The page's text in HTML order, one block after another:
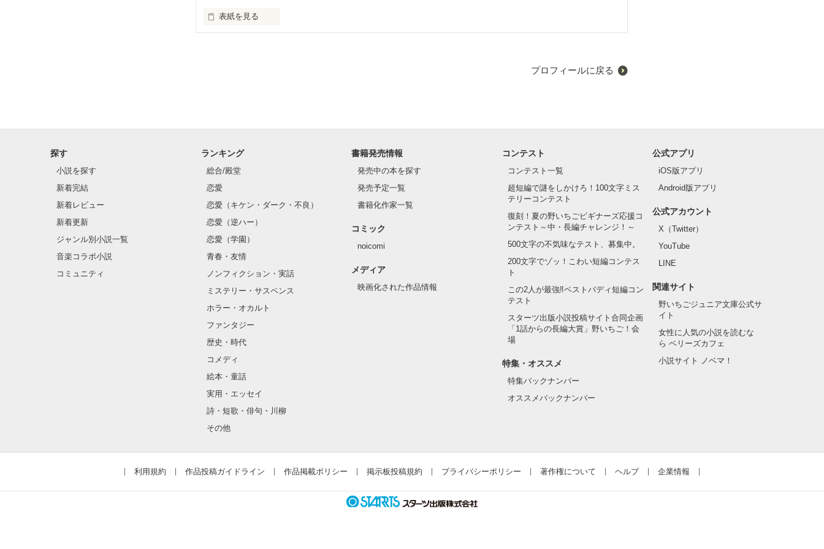
表紙を見る
皆 と 違 う こ と が あ り ま し た ＿＿＿  。
プロフィールに戻る
探す
小説を探す
新着完結
新着レビュー
新着更新
ジャンル別小説一覧
音楽コラボ小説
コミュニティ
ランキング
総合/殿堂
恋愛
恋愛（キケン・ダーク・不良）
恋愛（逆ハー）
恋愛（学園）
青春・友情
ノンフィクション・実話
ミステリー・サスペンス
ホラー・オカルト
ファンタジー
歴史・時代
コメディ
絵本・童話
実用・エッセイ
詩・短歌・俳句・川柳
その他
書籍発売情報
発売中の本を探す
発売予定一覧
書籍化作家一覧
コミック
noicomi
メディア
映画化された作品情報
コンテスト
コンテスト一覧
超短編で謎をしかけろ！100文字ミス
テリーコンテスト
復刻！夏の野いちごビギナーズ応援コ
ンテスト～中・長編チャレンジ！～
500文字の不気味なテスト、募集中。
200文字でゾッ！こわい短編コンテス
ト
この2人が最強‼ベストバディ短編コン
テスト
スターツ出版小説投稿サイト合同企画
「1話からの長編大賞」野いちご！会
場
特集・オススメ
特集バックナンバー
オススメバックナンバー
公式アプリ
iOS版アプリ
Android版アプリ
公式アカウント
X（Twitter）
YouTube
LINE
関連サイト
野いちごジュニア文庫公式サ
イト
女性に人気の小説を読むな
ら ベリーズカフェ
小説サイト ノベマ！
利用規約 作品投稿ガイドライン 作品掲載ポリシー 掲示板投稿規約 プライバシーポリシー 著作権について ヘルプ 企業情報